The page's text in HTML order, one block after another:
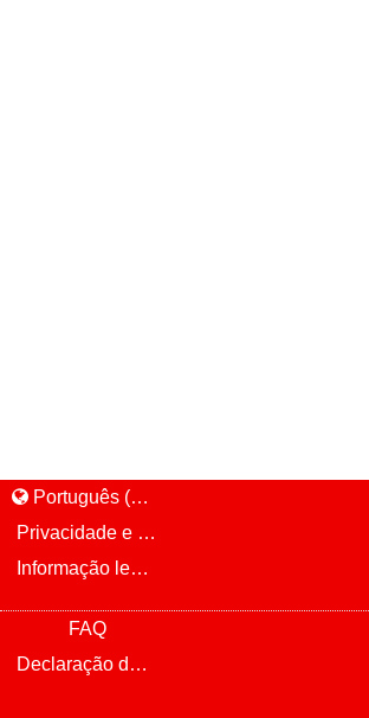
Português (Brasil)
Privacidade e política de cookie
Informação legal e aviso
FAQ
Declaração de privacidade da Infinite Talent